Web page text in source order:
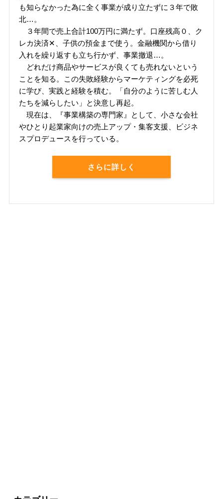
も知らなかった為に全く事業が成り立たずに３年で敗
北…。
３年間で売上合計100万円に満たず。口座残高０、ク
レカ決済✕、子供の預金まで使う。金融機関から借り
入れを繰り返すも立ち行かず、事業撤退…。
どれだけ商品やサービスが良くても売れないという
ことを知る。この失敗経験からマーケティングを必死
に学び、実践と経験を積む。「自分のように苦しむ人
たちを減らしたい」と決意し再起。
現在は、『事業構築の専門家』として、小さな会社
やひとり起業家向けの売上アップ・集客支援、ビジネ
スプロデュースを行っている。
さらに詳しく